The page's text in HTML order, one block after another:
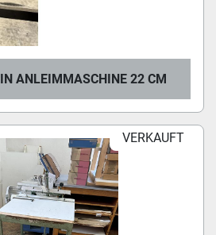
ANLEIMMASCHINE 22 CM
VERKAUFT